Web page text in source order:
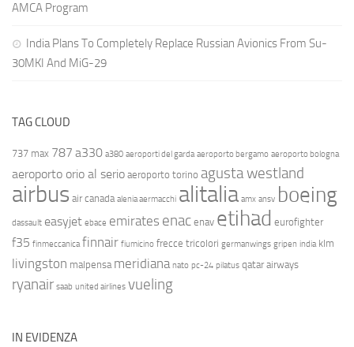
AMCA Program
India Plans To Completely Replace Russian Avionics From Su-
30MKI And MiG-29
TAG CLOUD
737 max 787 a330 a380 aeroporti del garda aeroporto bergamo aeroporto bologna
aeroporto orio al serio aeroporto torino agusta westland
airbus air canada alenia aermacchi alitalia amx ansv boeing
dassault easyjet ebace emirates enac enav etihad eurofighter
f35 finmeccanica finnair fiumicino frecce tricolori germanwings gripen india klm
livingston malpensa meridiana nato pc-24 pilatus qatar airways
ryanair saab united airlines vueling
IN EVIDENZA